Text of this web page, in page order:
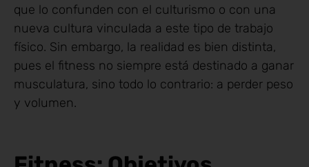
que lo confunden con el culturismo o con una
nueva cultura vinculada a este tipo de trabajo
físico. Sin embargo, la realidad es bien distinta,
pues el fitness no siempre está destinado a ganar
musculatura, sino todo lo contrario: a perder peso
y volumen.